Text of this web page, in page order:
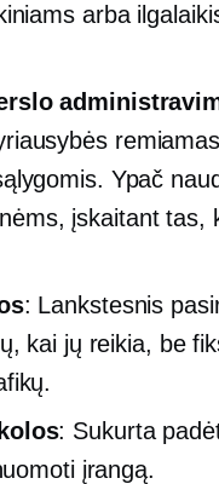
arba
remiamas
Ypač
įskaitant tas,
: Lankstesnis
kai jų reikia, be
: Sukurta
įrangą.